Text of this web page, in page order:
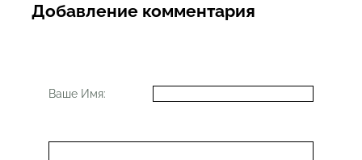
Добавление комментария
Ваше Имя: